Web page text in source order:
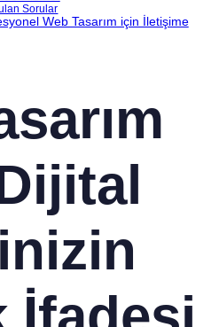
Sorular
Web Tasarım için İletişime